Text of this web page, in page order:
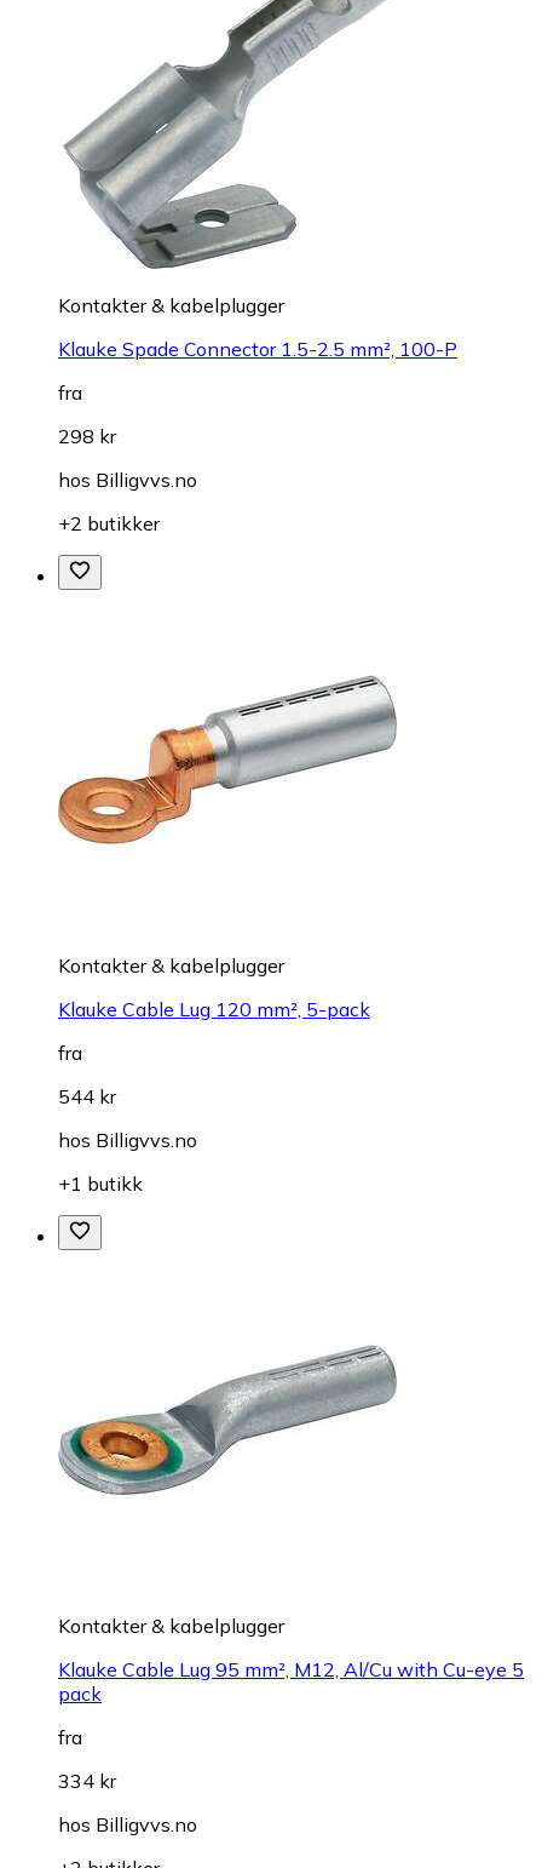
Kontakter & kabelplugger
Klauke Spade Connector 1.5-2.5 mm², 100-P
fra
298 kr
hos Billigvvs.no
+2 butikker
Kontakter & kabelplugger
Klauke Cable Lug 120 mm², 5-pack
fra
544 kr
hos Billigvvs.no
+1 butikk
Kontakter & kabelplugger
Klauke Cable Lug 95 mm², M12, Al/Cu with Cu-eye 5
pack
fra
334 kr
hos Billigvvs.no